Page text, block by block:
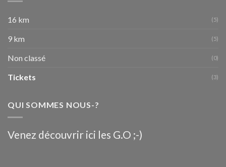
16 km (5)
9 km (5)
Non classé (0)
Tickets (3)
QUI SOMMES NOUS-?
Venez découvrir ici les G.O ;-)